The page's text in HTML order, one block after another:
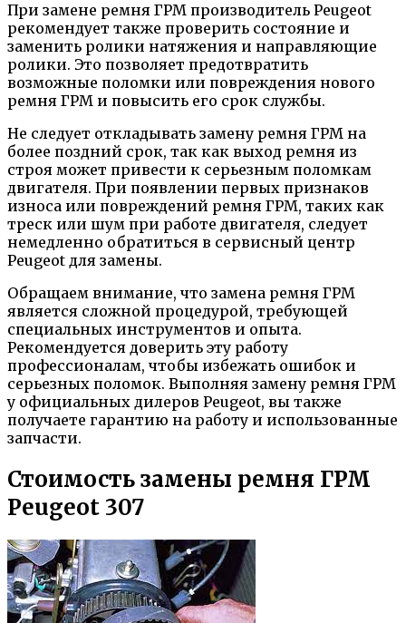
При замене ремня ГРМ производитель Peugeot
рекомендует также проверить состояние и
заменить ролики натяжения и направляющие
ролики. Это позволяет предотвратить
возможные поломки или повреждения нового
ремня ГРМ и повысить его срок службы.
Не следует откладывать замену ремня ГРМ на
более поздний срок, так как выход ремня из
строя может привести к серьезным поломкам
двигателя. При появлении первых признаков
износа или повреждений ремня ГРМ, таких как
треск или шум при работе двигателя, следует
немедленно обратиться в сервисный центр
Peugeot для замены.
Обращаем внимание, что замена ремня ГРМ
является сложной процедурой, требующей
специальных инструментов и опыта.
Рекомендуется доверить эту работу
профессионалам, чтобы избежать ошибок и
серьезных поломок. Выполняя замену ремня ГРМ
у официальных дилеров Peugeot, вы также
получаете гарантию на работу и использованные
запчасти.
Стоимость замены ремня ГРМ
Peugeot 307